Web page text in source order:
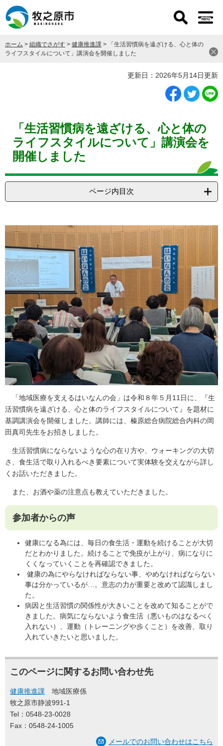
ー
先
頭
ニ
を
飛
ホーム > 組織でさがす > 健康推進課 >
「生活習慣病を遠ざける、心と体の
ライフスタイルについて」講演会を開催しました
更新日：2026年5月14日更新
「生活習慣病を遠ざける、心と体の
ライフスタイルについて」講演会を
開催しました
ページ内目次
「地域医療を支えるはいなんの会」は令和８年５月11日に、『生
活習慣病を遠ざける、心と体のライフスタイルについて』を題材に
基調講演会を開催しました。講師には、榛原総合病院総合内科の岡
田真司先生をお招きしました。
生活習慣病にならないような心の在り方や、ウォーキングの大切
さ、食生活で取り入れるべき要素について実体験を交えながら詳し
くお話いただきました。
また、お酒や薬の注意点も教えていただきました。
参加者からの声
健康になる為には、毎日の食生活・運動を続けることが大切
だとわかりました。続けることで免疫が上がり、病になりに
くくなっていくことを再確認できました。
健康の為にやらなければならない事、やめなければならない
事は分かっているが…。意志の力が重要と改めて認識しまし
た。
病因と生活習慣の関係性が大きいことを改めて知ることがで
きました。病気にならないよう食生活（悪いものはなるべく
入れない）、運動（トレーニングや歩くこと）を改善、取り
入れていきたいと思いました。
このページに関するお問い合わせ先
健康推進課
地域医療係
牧之原市静波991-1
Tel：0548-23-0028
Fax：0548-24-1005
メールでのお問い合わせはこちら